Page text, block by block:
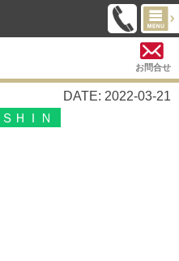
お問合せ
DATE: 2022-03-21
ＨＩＮ